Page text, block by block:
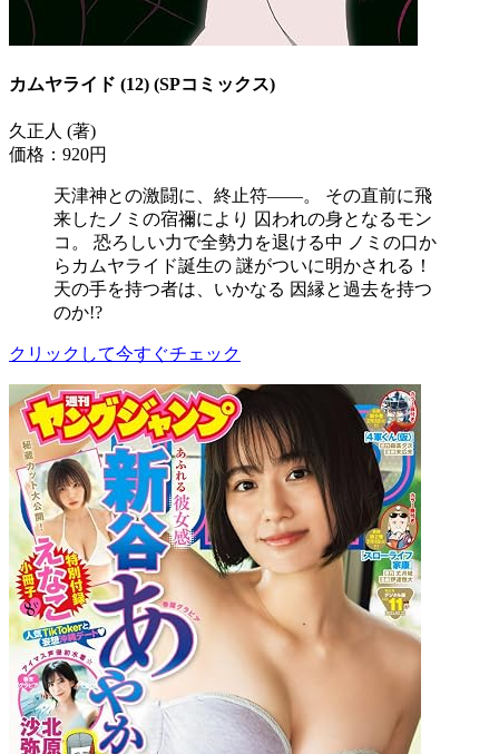
カムヤライド (12) (SPコミックス)
久正人 (著)
価格：920円
天津神との激闘に、終止符――。 その直前に飛
来したノミの宿禰により 囚われの身となるモン
コ。 恐ろしい力で全勢力を退ける中 ノミの口か
らカムヤライド誕生の 謎がついに明かされる！
天の手を持つ者は、いかなる 因縁と過去を持つ
のか!?
クリックして今すぐチェック